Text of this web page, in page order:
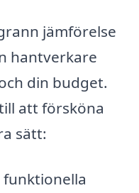
jämförelse
hantverkare
din budget.
att försköna
sätt:
funktionella